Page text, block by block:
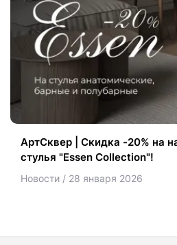
АртСквер | Скидка -20% на
стулья "Essen Collection"!
Новости / 28 января 2026